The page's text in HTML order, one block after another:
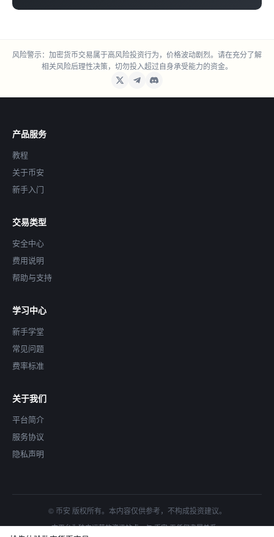
风险警示：加密货币交易属于高风险投资行为，价格波动剧烈。请在充分了解
相关风险后理性决策，切勿投入超过自身承受能力的资金。
产品服务
教程
关于币安
新手入门
交易类型
安全中心
费用说明
帮助与支持
学习中心
新手学堂
常见问题
费率标准
关于我们
平台简介
服务协议
隐私声明
© 币安 版权所有。本内容仅供参考，不构成投资建议。
本平台为独立运营的资讯站点，与 币安 无任何隶属关系。